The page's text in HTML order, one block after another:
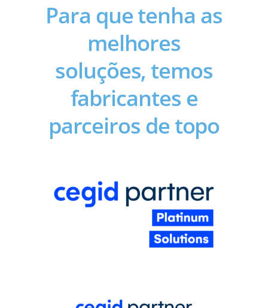
Para que tenha as
melhores
soluções, temos
fabricantes e
parceiros de topo